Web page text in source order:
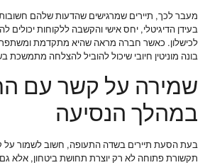
מעבר לכך, תיירים שמרגישים שהדעות שלהם חשובות,
בעידן הדיגיטלי, יחס אישי והקשבה ללקוחות יכולים
לכישלון. כאשר חברה מראה שהיא מתקדמת
בונה מוניטין חיובי שיכול להוביל להצלחה מתמשכת
שמירה על קשר עם
במהלך הנסיעה
בעת הסעת תיירים בשדה התעופה, חשוב לשמור על
תקשורת פתוחה לא רק יוצרת תחושת ביטחון, אלא